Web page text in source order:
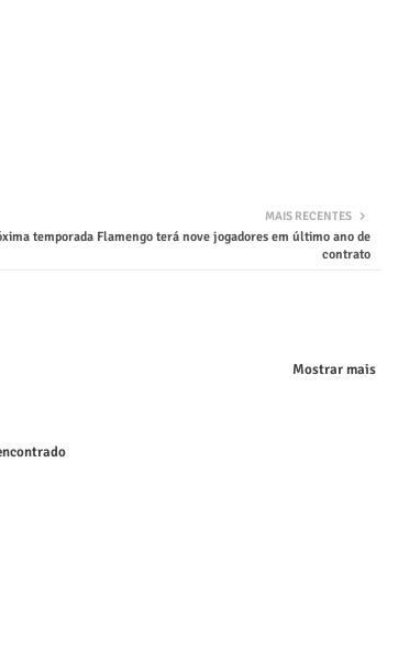
MAIS RECENTES
temporada Flamengo terá nove jogadores em último ano de
contrato
Mostrar mais